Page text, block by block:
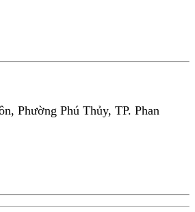
Phường Phú Thủy, TP. Phan